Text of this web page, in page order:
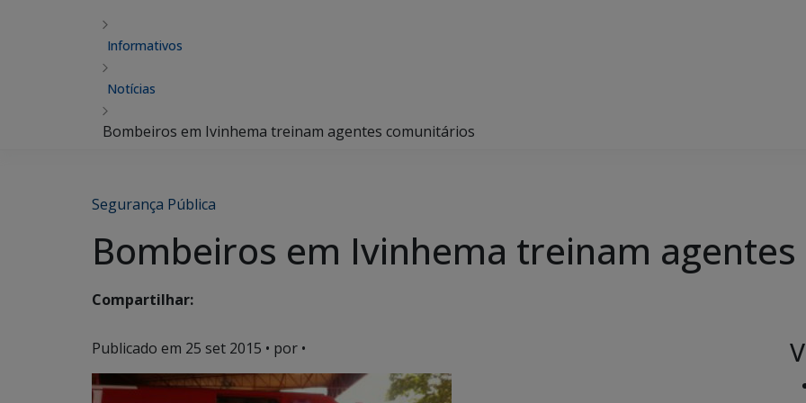
Informativos
Notícias
Bombeiros em Ivinhema treinam agentes comunitários
Segurança Pública
Bombeiros em Ivinhema treinam
Compartilhar:
Publicado em 25 set 2015 • por •